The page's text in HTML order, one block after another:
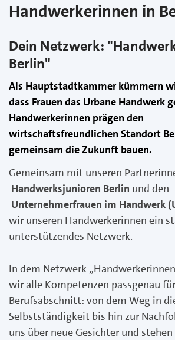
Handwerkerinnen in
Dein Netzwerk:
Berlin"
Als Hauptstadtkammer kümmern
dass Frauen das Urbane Handwerk
Handwerkerinnen prägen den
wirtschaftsfreundlichen Standort
gemeinsam die Zukunft bauen.
Gemeinsam mit unseren
Handwerksjunioren Berlin und den
Unternehmerfrauen im Handwerk
wir unseren Handwerkerinnen ein
unterstützendes Netzwerk.
In dem Netzwerk
wir alle Kompetenzen passgenau
Berufsabschnitt: von dem Weg in
Selbstständigkeit bis hin zur
uns über neue Gesichter und